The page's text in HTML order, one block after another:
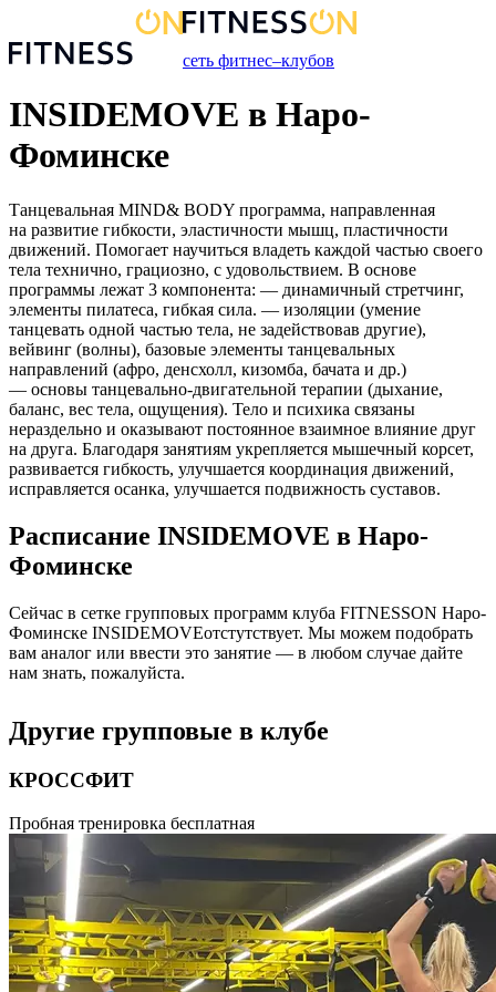
сеть фитнес–клубов
INSIDEMOVE в Наро-
Фоминске
Танцевальная MIND& BODY программа, направленная
на развитие гибкости, эластичности мышц, пластичности
движений. Помогает научиться владеть каждой частью своего
тела технично, грациозно, с удовольствием. В основе
программы лежат 3 компонента: — динамичный стретчинг,
элементы пилатеса, гибкая сила. — ⁠изоляции (умение
танцевать одной частью тела, не задействовав другие),
вейвинг (волны), базовые элементы танцевальных
направлений (афро, денсхолл, кизомба, бачата и др.)
— ⁠основы танцевально-двигательной терапии (дыхание,
баланс, вес тела, ощущения). Тело и психика связаны
нераздельно и оказывают постоянное взаимное влияние друг
на друга. Благодаря занятиям укрепляется мышечный корсет,
развивается гибкость, улучшается координация движений,
исправляется осанка, улучшается подвижность суставов.
Расписание INSIDEMOVE в Наро-
Фоминске
Сейчас в сетке групповых программ клуба FITNESSON Наро-
Фоминске INSIDEMOVEотстутствует. Мы можем подобрать
вам аналог или ввести это занятие — в любом случае дайте
нам знать, пожалуйста.
Другие групповые в клубе
КРОССФИТ
Высокоинтенсивная тренировка различных групп мышц,
которая направлена на развитие мыщц, дыхательной системы
и общей выносливости организма. Это комбинирование
тяжелой атлетики, гимнастики, бега, гиревого спорта.
Продолжительность 55 минут.
Пробная тренировка бесплатная